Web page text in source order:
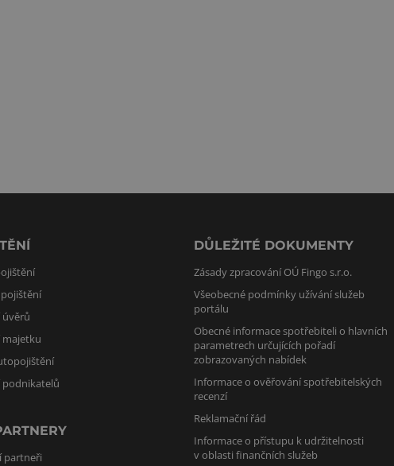
pojištění
úvěrů
majetku
podnikatelů
partneři
DŮLEŽITÉ DOKUMENTY
Zásady zpracování OÚ Fingo s.r.o.
Všeobecné podmínky užívání služeb
portálu
Obecné informace spotřebiteli o hlavních
parametrech určujících pořadí
zobrazovaných nabídek
Informace o ověřování spotřebitelských
recenzí
Reklamační řád
Informace o přístupu k udržitelnosti
v oblasti finančních služeb